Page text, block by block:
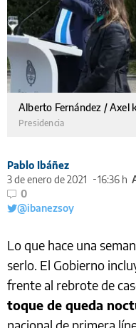
Alberto Fernández / Axel
Presidencia
Pablo Ibáñez
3 de enero de 2021
16:36 h
0
@ibanezsoy
Lo que hace una
serlo. El Gobierno
frente al rebrote de
toque de queda